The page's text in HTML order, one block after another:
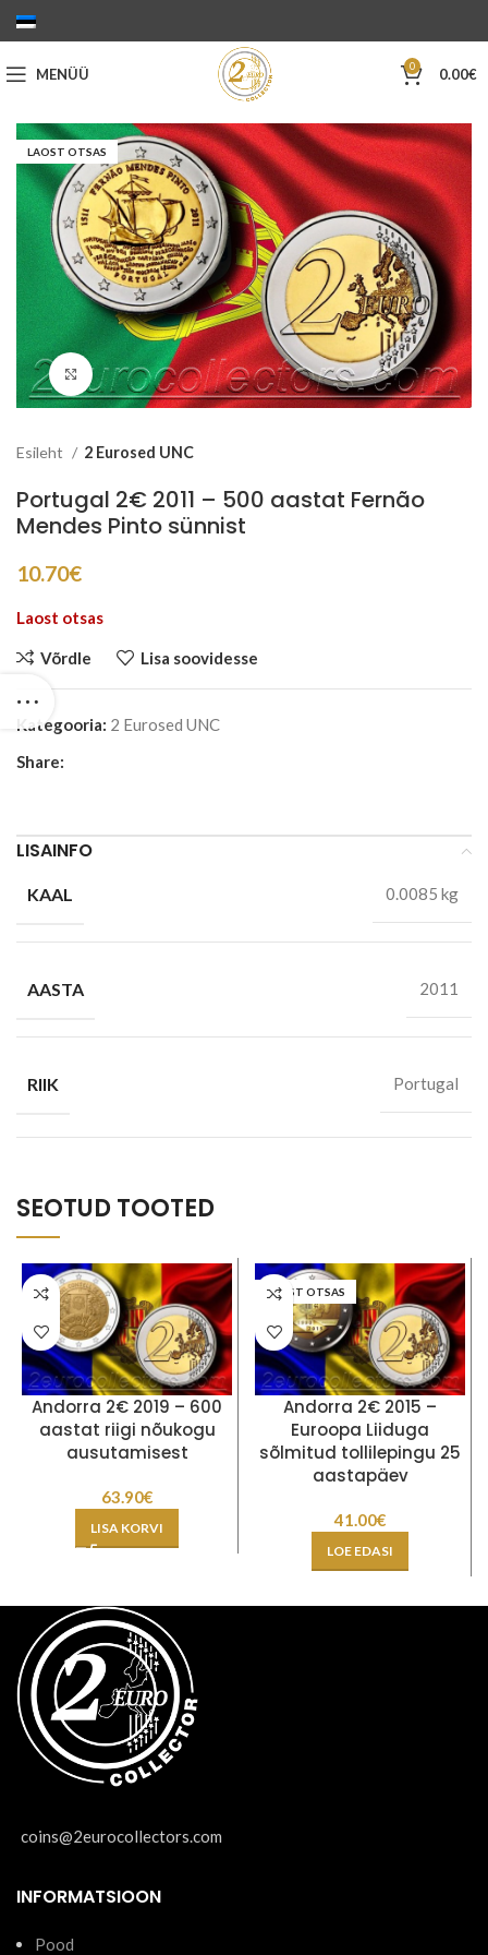
MENÜÜ 0 0.00€
LAOST OTSAS
Suurenda
Esileht 2 Eurosed UNC
Portugal 2€ 2011 – 500 aastat Fernão
Mendes Pinto sünnist
10.70€
Laost otsas
Võrdle Lisa soovidesse
Kategooria: 2 Eurosed UNC
Share:
LISAINFO
KAAL 0.0085 kg
AASTA 2011
RIIK Portugal
SEOTUD TOOTED
Andorra 2€ 2019 – 600
aastat riigi nõukogu
ausutamisest
63.90€
LISA KORVI
LAOST OTSAS
Andorra 2€ 2015 –
Euroopa Liiduga
sõlmitud tollilepingu 25
aastapäev
41.00€
LOE EDASI
coins@2eurocollectors.com
INFORMATSIOON
Pood